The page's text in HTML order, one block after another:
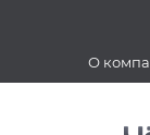
О